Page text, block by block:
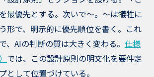
最優先とする。次いで〜。〜は犠牲に
形で、明示的に優先順位を書く。これ
、AIの判断の質は大きく変わる。 仕様
では、この設計原則の明文化を要件定
として位置づけている。